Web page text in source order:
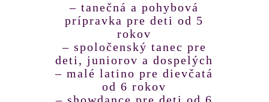
– tanečná a pohybová
prípravka pre deti od 5
rokov
– spoločenský tanec pre
deti, juniorov a dospelých
– malé latino pre dievčatá
od 6 rokov